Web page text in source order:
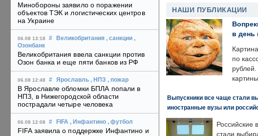
Минобороны заявило о поражении
объектов ТЭК и логистических центров
на Украине
06.08 13:18 # Великобритания , санкции ,
Озонбанк
Великобритания ввела санкции против
Озон банка и еще пяти банков из РФ
06.08 12:48 # Ярославль , НПЗ , пожар
В Ярославле обломки БПЛА попали в
НПЗ, в Нижегородской области
пострадали четыре человека
06.08 12:08 # FIFA , Инфантино , футбол
FIFA заявила о поддержке Инфантино и
НАШИ ПУБЛИКАЦИИ
в день
по
Выпускники все чаще стали
иностранные вузы или
Российские
стали